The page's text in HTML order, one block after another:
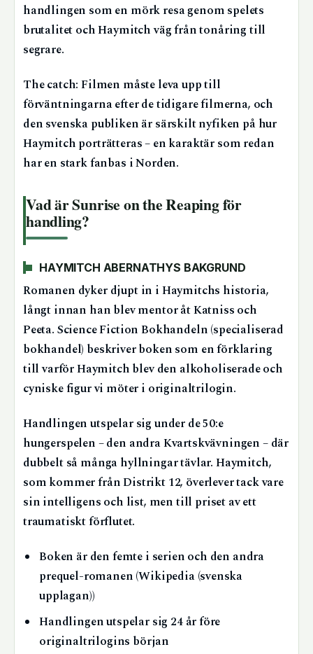
handlingen som en mörk resa genom spelets
brutalitet och Haymitch väg från tonåring till
segrare.
The catch: Filmen måste leva upp till
förväntningarna efter de tidigare filmerna, och
den svenska publiken är särskilt nyfiken på hur
Haymitch porträtteras – en karaktär som redan
har en stark fanbas i Norden.
Vad är Sunrise on the Reaping för
handling?
HAYMITCH ABERNATHYS BAKGRUND
Romanen dyker djupt in i Haymitchs historia,
långt innan han blev mentor åt Katniss och
Peeta. Science Fiction Bokhandeln (specialiserad
bokhandel) beskriver boken som en förklaring
till varför Haymitch blev den alkoholiserade och
cyniske figur vi möter i originaltrilogin.
Handlingen utspelar sig under de 50:e
hungerspelen – den andra Kvartskvävningen – där
dubbelt så många hyllningar tävlar. Haymitch,
som kommer från Distrikt 12, överlever tack vare
sin intelligens och list, men till priset av ett
traumatiskt förflutet.
Boken är den femte i serien och den andra
prequel-romanen (Wikipedia (svenska
upplagan))
Handlingen utspelar sig 24 år före
originaltrilogins början